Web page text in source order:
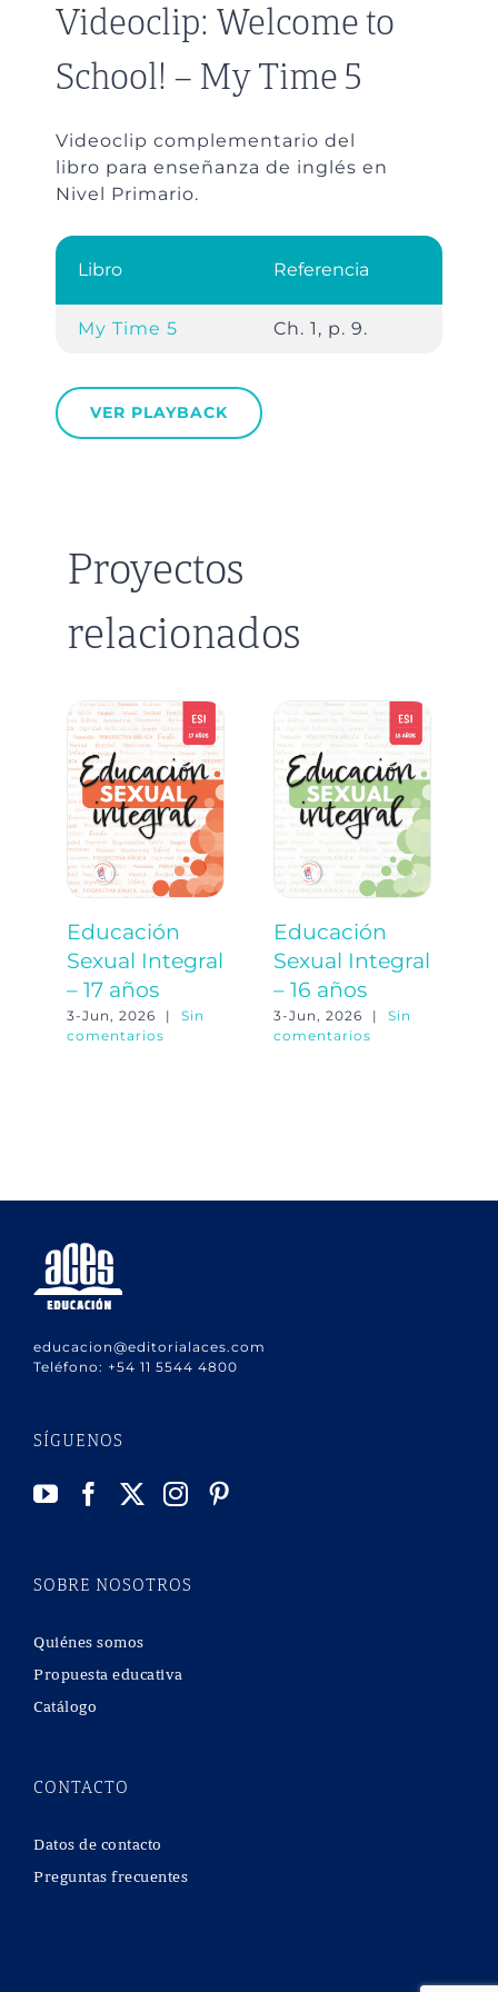
Videoclip: Welcome to
School! – My Time 5
Videoclip complementario del
libro para enseñanza de inglés en
Nivel Primario.
Libro Referencia
My Time 5 Ch. 1, p. 9.
VER PLAYBACK
Proyectos
relacionados
Educación
Sexual Integral
– 17 años
3-Jun, 2026 |
Sin
comentarios
Educación
Sexual Integral
– 16 años
3-Jun, 2026 |
Sin
comentarios
educacion@editorialaces.com
Teléfono: +54 11 5544 4800
SÍGUENOS
SOBRE NOSOTROS
Quiénes somos
Propuesta educativa
Catálogo
CONTACTO
Datos de contacto
Preguntas frecuentes